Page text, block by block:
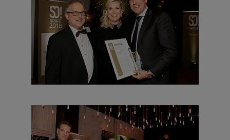
neu und besonders